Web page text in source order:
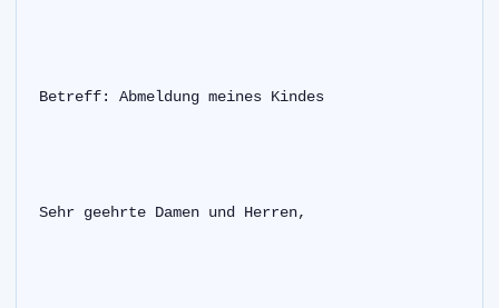
Betreff: Abmeldung meines Kindes
Sehr geehrte Damen und Herren,